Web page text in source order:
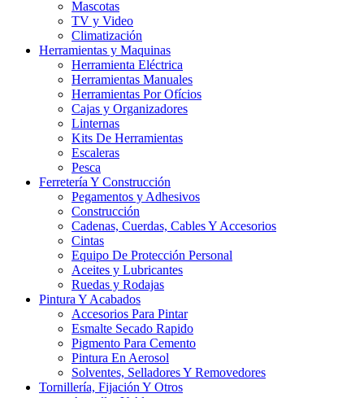
Mascotas
TV y Video
Climatización
Herramientas y Maquinas
Herramienta Eléctrica
Herramientas Manuales
Herramientas Por Ofícios
Cajas y Organizadores
Linternas
Kits De Herramientas
Escaleras
Pesca
Ferretería Y Construcción
Pegamentos y Adhesivos
Construcción
Cadenas, Cuerdas, Cables Y Accesorios
Cintas
Equipo De Protección Personal
Aceites y Lubricantes
Ruedas y Rodajas
Pintura Y Acabados
Accesorios Para Pintar
Esmalte Secado Rapido
Pigmento Para Cemento
Pintura En Aerosol
Solventes, Selladores Y Removedores
Tornillería, Fijación Y Otros